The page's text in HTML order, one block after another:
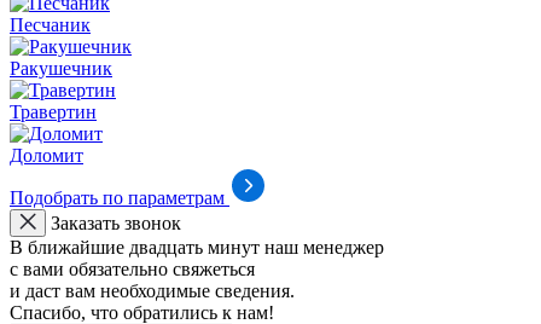
Песчаник
Ракушечник
Травертин
Доломит
Подобрать по параметрам
Заказать звонок
В ближайшие двадцать минут наш менеджер
с вами обязательно свяжеться
и даст вам необходимые сведения.
Спасибо, что обратились к нам!